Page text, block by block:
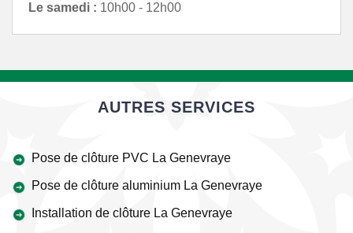
Le samedi : 10h00 - 12h00
AUTRES SERVICES
Pose de clôture PVC La Genevraye
Pose de clôture aluminium La Genevraye
Installation de clôture La Genevraye